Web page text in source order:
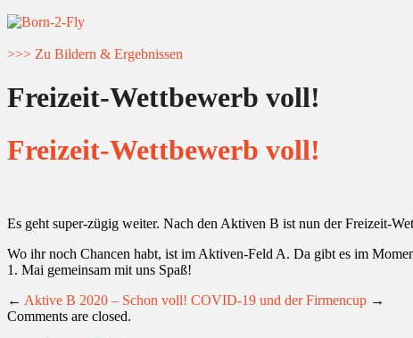
>>> Zu Bildern & Ergebnissen
Freizeit-Wettbewerb voll!
Freizeit-Wettbewerb voll!
Es geht super-zügig weiter. Nach den Aktiven B ist nun der Freizeit-
Wo ihr noch Chancen habt, ist im Aktiven-Feld A. Da gibt es im
1. Mai gemeinsam mit uns Spaß!
← Aktive B 2020 – Schon voll! COVID-19 und der Firmencup →
Comments are closed.